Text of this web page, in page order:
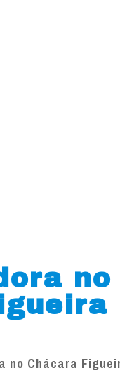
no
no Chácara